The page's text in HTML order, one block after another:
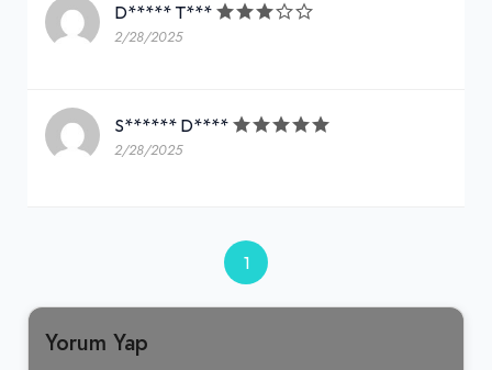
D***** T***
2/28/2025
S****** D****
2/28/2025
1
Yorum Yap